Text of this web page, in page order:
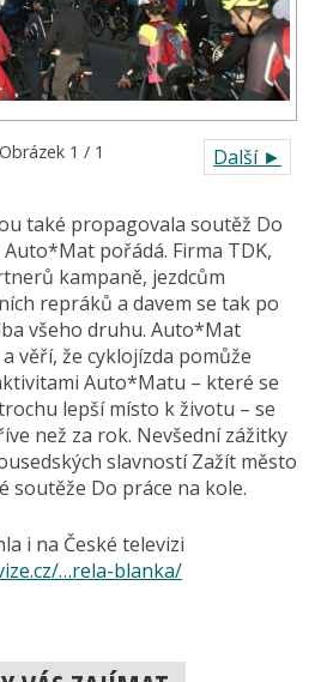
Další ►
Obrázek 1 / 1
také propagovala soutěž Do
pořádá. Firma TDK,
kampaně, jezdcům
repráků a davem se tak po
všeho druhu. Auto*Mat
věří, že cyklojízda pomůže
Auto*Matu – které se
lepší místo k životu – se
než za rok. Nevšední zážitky
slavností Zažít město
soutěže Do práce na kole.
i na České televizi
…rela-blanka/